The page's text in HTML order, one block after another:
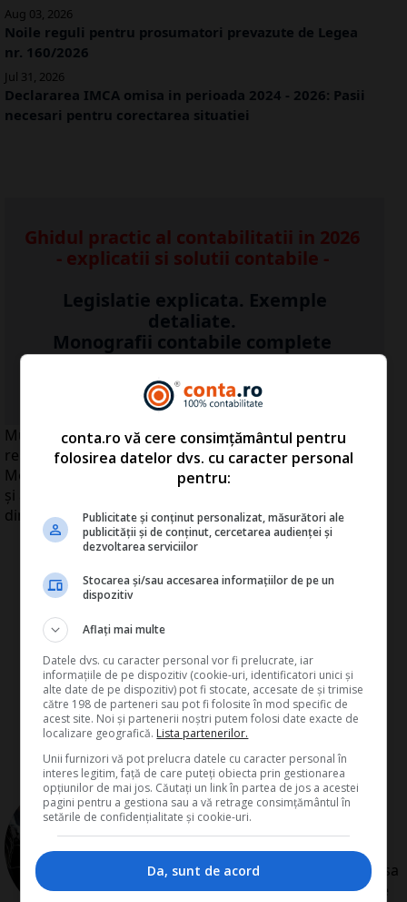
Aug 03, 2026
Noile reguli pentru prosumatori prevazute de Legea
nr. 160/2026
Jul 31, 2026
Declararea IMCA omisa in perioada 2024 - 2026: Pasii
necesari pentru corectarea situatiei
Ghidul practic al contabilitatii in 2026
- explicatii si solutii contabile -
Legislatie explicata. Exemple
detaliate.
Monografii contabile complete
Vezi AICI detalii >>
Multe companii multinaţionale sunt interesate să-şi
relocheze activitatea de producţie din România în
Moldova, datorită costurilor reduse cu forţa de muncă
şi a celor de operare, a declarat Ministrul Economiei
din Republica Moldova, Valeriu Lazăr.
deRedactia Conta
Redactia Conta este alcatuita din
autori cu experienta dovedita pe
domenii precum contabilitate si
fiscalitate. Colectivul si-a propus sa
creeze continut interesant si bine
conta.ro vă cere consimțământul pentru
folosirea datelor dvs. cu caracter personal
pentru:
Publicitate și conținut personalizat, măsurători ale
publicității și de conținut, cercetarea audienței și
dezvoltarea serviciilor
Stocarea și/sau accesarea informațiilor de pe un
dispozitiv
Aflați mai multe
Datele dvs. cu caracter personal vor fi prelucrate, iar
informațiile de pe dispozitiv (cookie-uri, identificatori unici și
alte date de pe dispozitiv) pot fi stocate, accesate de și trimise
către 198 de parteneri sau pot fi folosite în mod specific de
acest site. Noi și partenerii noștri putem folosi date exacte de
localizare geografică. Lista partenerilor.
Unii furnizori vă pot prelucra datele cu caracter personal în
interes legitim, față de care puteți obiecta prin gestionarea
opțiunilor de mai jos. Căutați un link în partea de jos a acestei
pagini pentru a gestiona sau a vă retrage consimțământul în
setările de confidențialitate și cookie-uri.
Da, sunt de acord